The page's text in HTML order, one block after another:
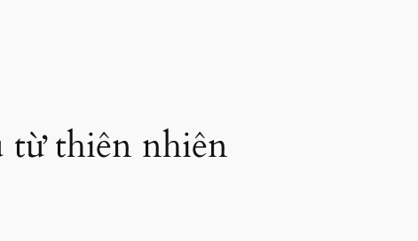
từ thiên nhiên